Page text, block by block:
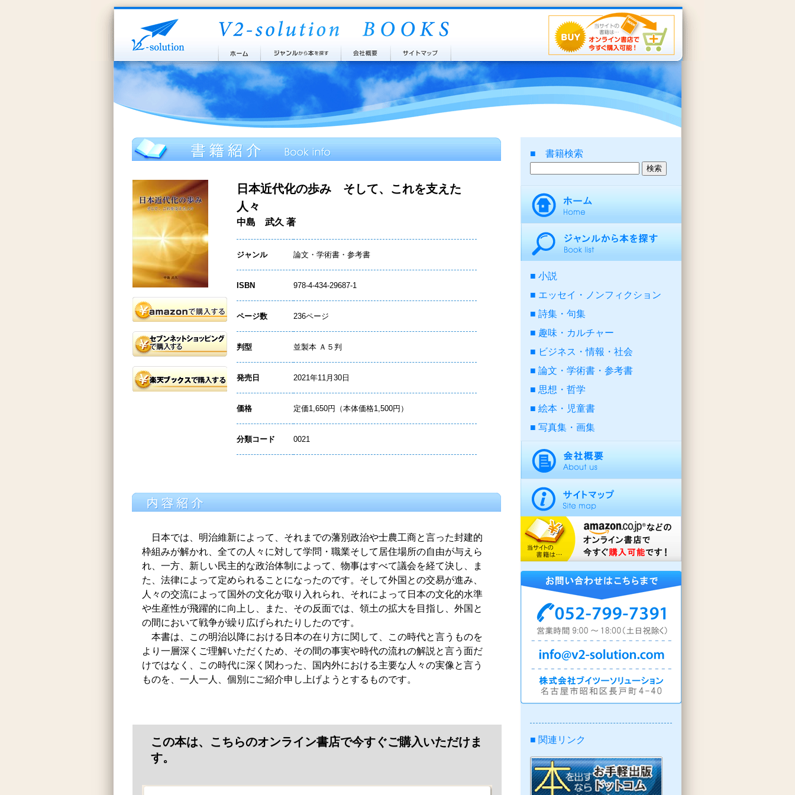
日本近代化の歩み そして、これを支えた
人々
中島 武久 著
ジャンル 論文・学術書・参考書
ISBN 978-4-434-29687-1
ページ数 236ページ
判型 並製本 Ａ５判
発売日 2021年11月30日
価格 定価1,650円（本体価格1,500円）
分類コード 0021
日本では、明治維新によって、それまでの藩別政治や士農工商と言った封建的
枠組みが解かれ、全ての人々に対して学問・職業そして居住場所の自由が与えら
れ、一方、新しい民主的な政治体制によって、物事はすべて議会を経て決し、ま
た、法律によって定められることになったのです。そして外国との交易が進み、
人々の交流によって国外の文化が取り入れられ、それによって日本の文化的水準
や生産性が飛躍的に向上し、また、その反面では、領土の拡大を目指し、外国と
の間において戦争が繰り広げられたりしたのです。
本書は、この明治以降における日本の在り方に関して、この時代と言うものを
より一層深くご理解いただくため、その間の事実や時代の流れの解説と言う面だ
けではなく、この時代に深く関わった、国内外における主要な人々の実像と言う
ものを、一人一人、個別にご紹介申し上げようとするものです。
この本は、こちらのオンライン書店で今すぐご購入いただけま
す。
■ 書籍検索
小説
エッセイ・ノンフィクション
詩集・句集
趣味・カルチャー
ビジネス・情報・社会
論文・学術書・参考書
思想・哲学
絵本・児童書
写真集・画集
■ 関連リンク